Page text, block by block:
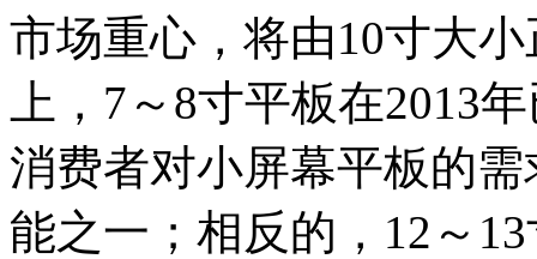
市场重心，将由10寸大
上，7～8寸平板在2013
消费者对小屏幕平板的
能之一；相反的，12～